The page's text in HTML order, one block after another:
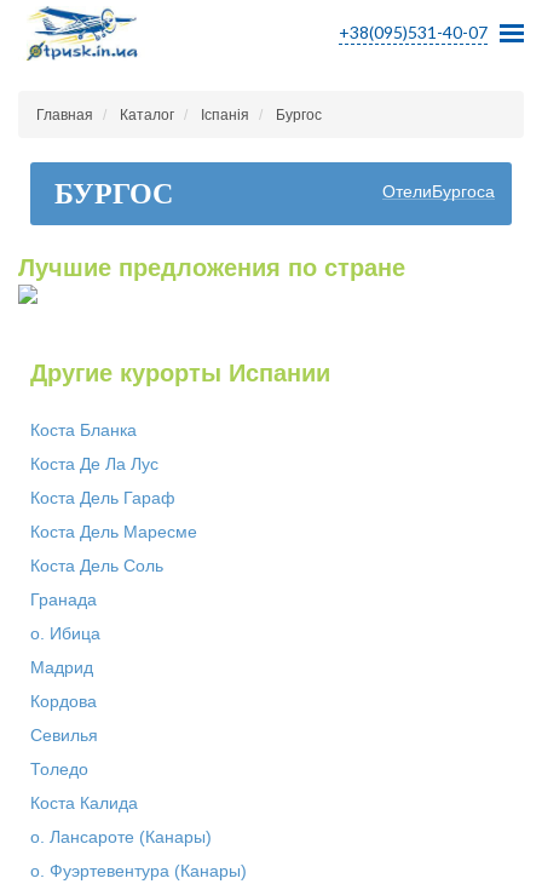
+38(095)531-40-07
Главная Каталог Іспанія Бургос
БУРГОС ОтелиБургоса
Лучшие предложения по стране
Другие курорты Испании
Коста Бланка
Коста Де Ла Лус
Коста Дель Гараф
Коста Дель Маресме
Коста Дель Соль
Гранада
о. Ибица
Мадрид
Кордова
Севилья
Толедо
Коста Калида
о. Лансароте (Канары)
о. Фуэртевентура (Канары)